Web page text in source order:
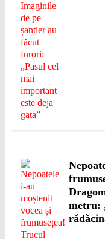
metru: